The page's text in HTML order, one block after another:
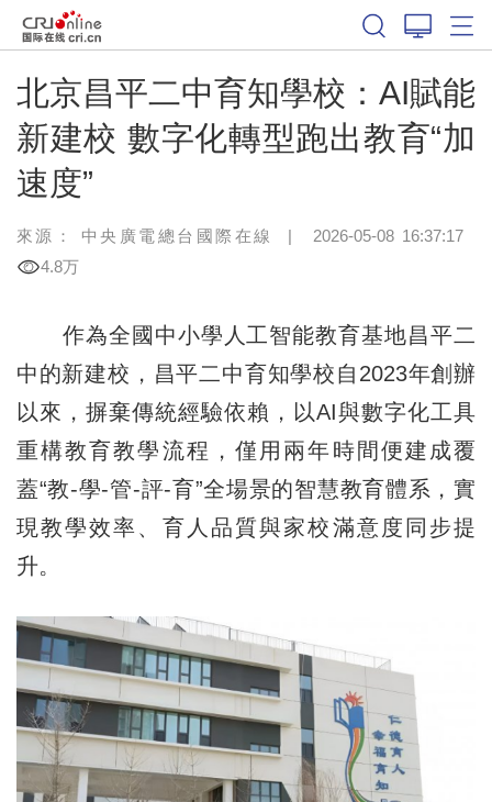
北京昌平二中育知學校：AI賦能
新建校 數字化轉型跑出教育“加
速度”
來源： 中央廣電總台國際在線 |
2026-05-08 16:37:17
4.8万
作為全國中小學人工智能教育基地昌平二
中的新建校，昌平二中育知學校自2023年創辦
以來，摒棄傳統經驗依賴，以AI與數字化工具
重構教育教學流程，僅用兩年時間便建成覆
蓋“教-學-管-評-育”全場景的智慧教育體系，實
現教學效率、育人品質與家校滿意度同步提
升。